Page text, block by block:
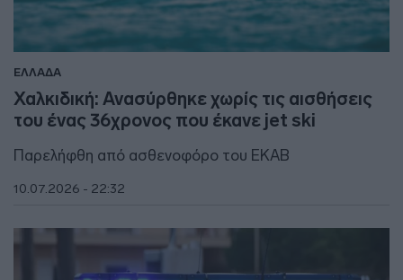
ΕΛΛΑΔΑ
Χαλκιδική: Ανασύρθηκε χωρίς τις αισθήσεις
του ένας 36χρονος που έκανε jet ski
Παρελήφθη από ασθενοφόρο του ΕΚΑΒ
10.07.2026 - 22:32